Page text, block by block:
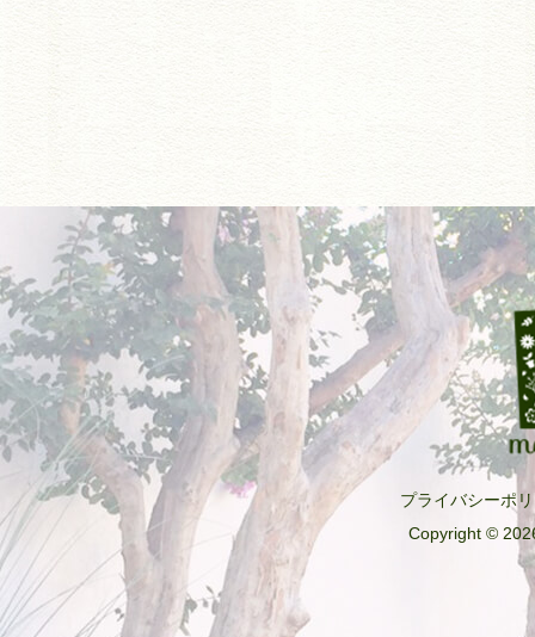
o
k
プライバシーポ
Copyright ©